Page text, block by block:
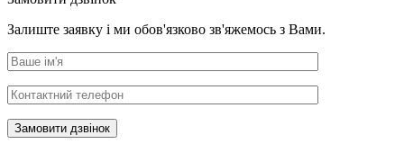
Залиште заявку і ми обов'язково зв'яжемось з Вами.
Замовити дзвінок